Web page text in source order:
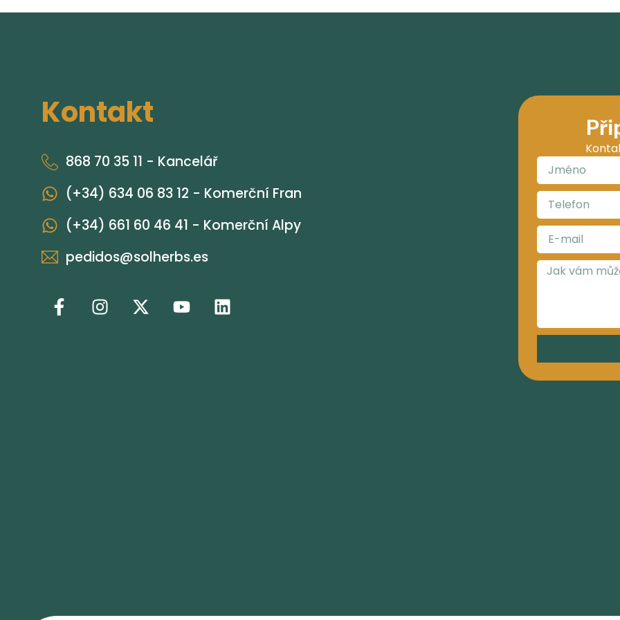
Kontakt
868 70 35 11 - Kancelář
(+34) 634 06 83 12 - Komerční Fran
(+34) 661 60 46 41 - Komerční Alpy
pedidos@solherbs.es